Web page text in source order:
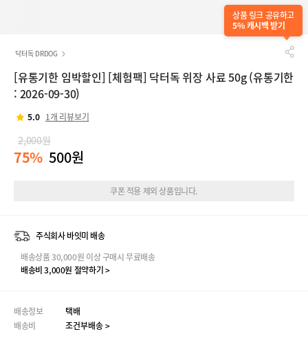
상품 링크 공유하고
5% 캐시백 받기
닥터독 DRDOG
[유통기한 임박할인] [체험팩] 닥터독 위장 사료 50g (유통기한
: 2026-09-30)
5.0 1개 리뷰보기
2,000원
75% 500원
쿠폰 적용 제외 상품입니다.
주식회사 바잇미 배송
배송상품 30,000원 이상 구매시 무료배송
배송비 3,000원 절약하기 >
배송정보
택배
배송비
조건부배송 >